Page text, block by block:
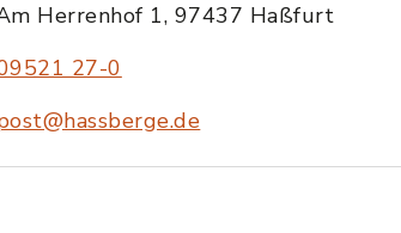
Herrenhof 1, 97437 Haßfurt
27-0